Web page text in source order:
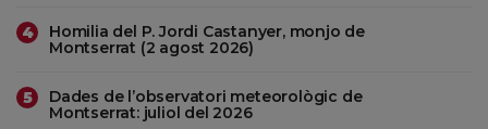
4
Homilia del P. Jordi Castanyer, monjo de
Montserrat (2 agost 2026)
5
Dades de l’observatori meteorològic de
Montserrat: juliol del 2026